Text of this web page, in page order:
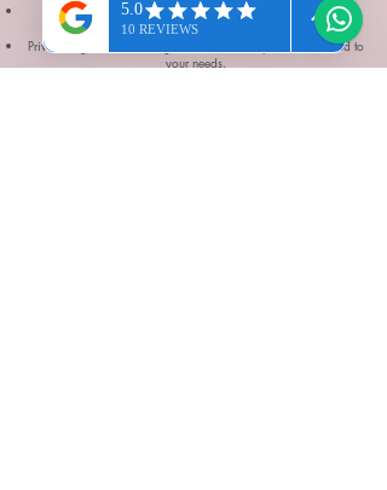
Unsere Yogastunden bieten wir auf Deutsch, Englisch und
Spanisch an.
Private Yoga classes in English, German or Spanish – tailored to
your needs.